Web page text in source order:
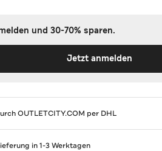
und 30-70% sparen.
Jetzt anmelden
OUTLETCITY.COM per DHL
in 1-3 Werktagen